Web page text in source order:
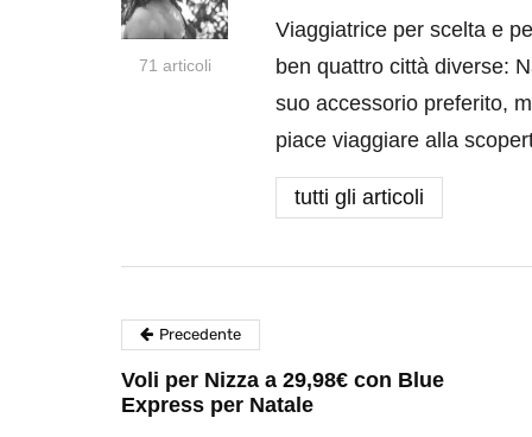
71 articoli
Viaggiatrice per scelta e
ben quattro città diverse:
suo accessorio preferito,
piace viaggiare alla
tutti gli articoli
Precedente
Voli per Nizza a 29,98€ con Blue
Express per Natale